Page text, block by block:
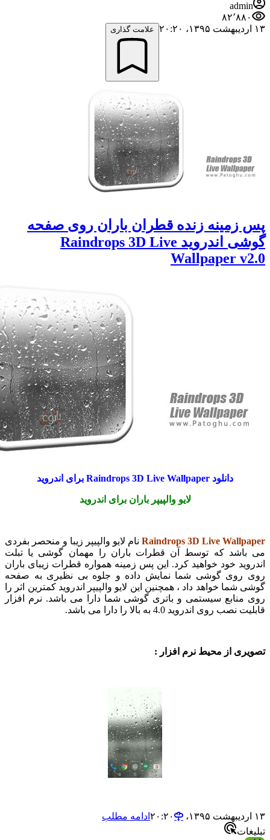
علامت گذاری
زنده قطران باران روی صفحه
گوشی اندروید Raindrops 3D Live
Wallpaper
لایو والپیپر باران برای اندروید
Raindrops 3D Liveنام لایو والپیپر زیبا و منحصر بفردی
که توسط آن قطرات باران را مهمان گوشی یا تبلت
خود خواهید کرد. این پس زمینه همواره قطرات زیبای باران
گوشی شما نمایش داده و جلوه بی نظیری به صفحه
خواهد داد ، همچنین این لایو والپیپر اندروید کمترین اثر را
سیستمی و باتری گوشی شما دارا می باشد. نرم افزار
اندروید 4.0 به بالا را دارا می باشد.
از محیط نرم افزار :
ادامه مطلب